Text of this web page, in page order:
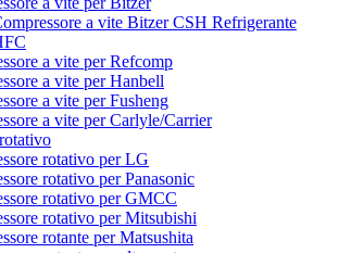
a vite Bitzer CSH Refrigerante
a vite per Refcomp
a vite per Hanbell
a vite per Fusheng
a vite per Carlyle/Carrier
rotativo per LG
rotativo per Panasonic
rotativo per GMCC
rotativo per Mitsubishi
rotante per Matsushita